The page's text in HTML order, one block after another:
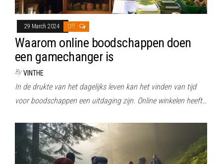
29 March 2024 Off
Waarom online boodschappen doen
een gamechanger is
By VINTHE
In de drukte van het dagelijks leven kan het vinden van tijd
voor boodschappen een uitdaging zijn. Online winkelen heeft…